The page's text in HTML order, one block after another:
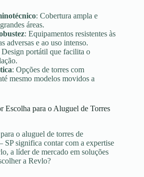
: Cobertura ampla e
áreas.
: Equipamentos resistentes às
adversas e ao uso intenso.
Design portátil que facilita o
: Opções de torres com
mesmo modelos movidos a
Escolha para o Aluguel de Torres
o aluguel de torres de
SP significa contar com a expertise
a líder de mercado em soluções
a Revlo?